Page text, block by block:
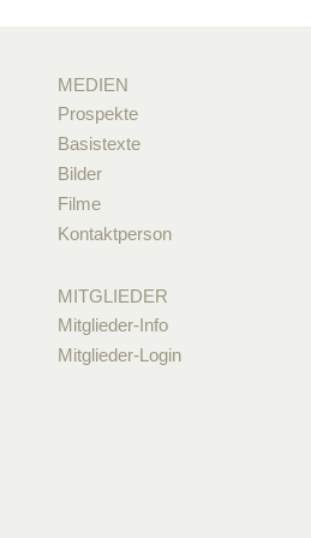
MEDIEN
Prospekte
Basistexte
Bilder
Filme
Kontaktperson
MITGLIEDER
Mitglieder-Info
Mitglieder-Login